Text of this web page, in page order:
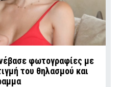
φωτογραφίες με
του θηλασμού και